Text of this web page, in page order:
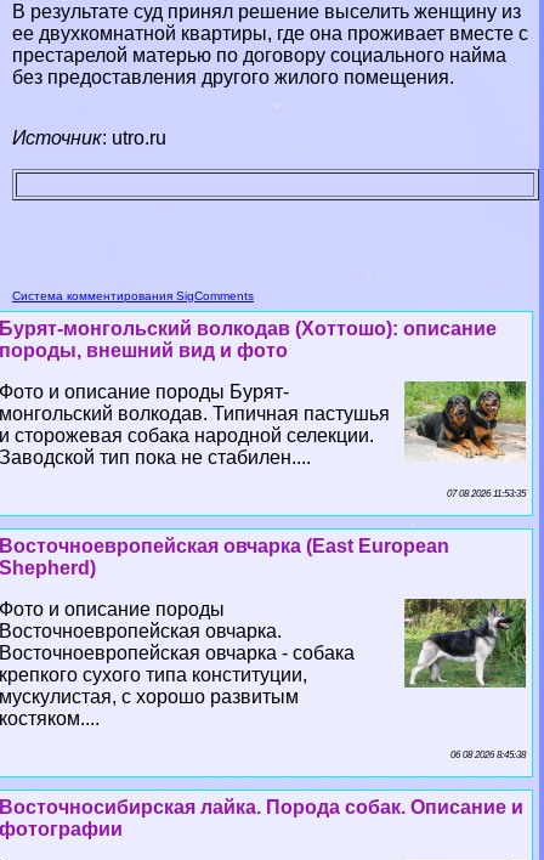
В результате суд принял решение выселить женщину из
ее двухкомнатной квартиры, где она проживает вместе с
престарелой матерью по договору социального найма
без предоставления другого жилого помещения.
Источник: utro.ru
Система комментирования SigComments
Бурят-монгольский волкодав (Хоттошо): описание
породы, внешний вид и фото
Фото и описание породы Бурят-
монгольский волкодав. Типичная пастушья
и сторожевая собака народной селекции.
Заводской тип пока не стабилен....
07 08 2026 11:53:35
Восточноевропейская овчарка (East European
Shepherd)
Фото и описание породы
Восточноевропейская овчарка.
Восточноевропейская овчарка - собака
крепкого сухого типа конституции,
мускулистая, с хорошо развитым
костяком....
06 08 2026 8:45:38
Восточносибирская лайка. Порода собак. Описание и
фотографии